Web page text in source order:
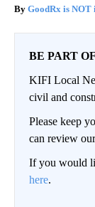
GoodRx is NOT
BE PART
KIFI Local
civil and
Please keep
can review
If you would
here.